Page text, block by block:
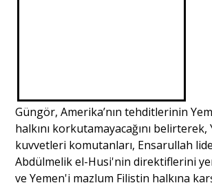
Sağlık
Güngör, Amerika’nın tehditlerinin
halkını korkutamayacağını belirterek,
kuvvetleri komutanları, Ensarullah
Abdülmelik el-Husi'nin direktiflerini
ve Yemen'i mazlum Filistin halkına